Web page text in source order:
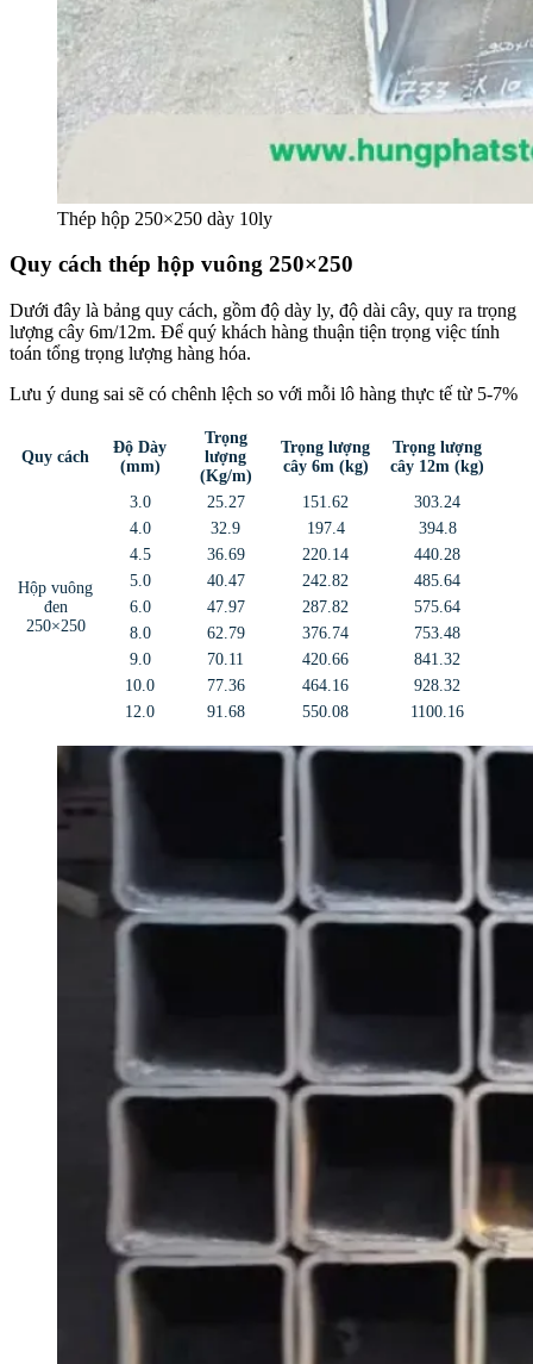
Thép hộp 250×250 dày 10ly
Quy cách thép hộp vuông 250×250
Dưới đây là bảng quy cách, gồm độ dày ly, độ dài cây, quy ra trọng
lượng cây 6m/12m. Để quý khách hàng thuận tiện trọng việc tính
toán tổng trọng lượng hàng hóa.
Lưu ý dung sai sẽ có chênh lệch so với mỗi lô hàng thực tế từ 5-7%
Quy cách
Độ Dày
(mm)
Trọng
lượng
(Kg/m)
Trọng lượng
cây 6m (kg)
Trọng lượng
cây 12m (kg)
Hộp vuông
đen
250×250
3.0 25.27 151.62
303.24
4.0
32.9 197.4
394.8
4.5
36.69 220.14
440.28
5.0
40.47 242.82
485.64
6.0
47.97 287.82
575.64
8.0
62.79 376.74
753.48
9.0
70.11 420.66
841.32
10.0
77.36 464.16
928.32
12.0
91.68 550.08 1100.16